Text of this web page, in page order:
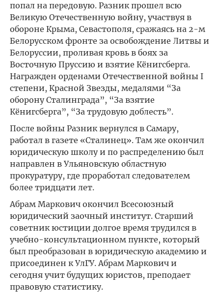
попал на передовую. Разник прошел всю
Великую Отечественную войну, участвуя в
обороне Крыма, Севастополя, сражаясь на 2-м
Белорусском фронте за освобождение Литвы и
Белоруссии, проливая кровь в боях за
Восточную Пруссию и взятие Кёнигсберга.
Награжден орденами Отечественной войны I
степени, Красной Звезды, медалями “За
оборону Сталинграда”, “За взятие
Кёнигсберга”, “За трудовую доблесть”.
После войны Разник вернулся в Самару,
работал в газете «Сталинец». Там же окончил
юридическую школу и по распределению был
направлен в Ульяновскую областную
прокуратуру, где проработал следователем
более тридцати лет.
Абрам Маркович окончил Всесоюзный
юридический заочный институт. Старший
советник юстиции долгое время трудился в
учебно-консультационном пункте, который
был преобразован в юридическую академию и
присоединен к УлГУ. Абрам Маркович и
сегодня учит будущих юристов, преподает
правовую статистику.